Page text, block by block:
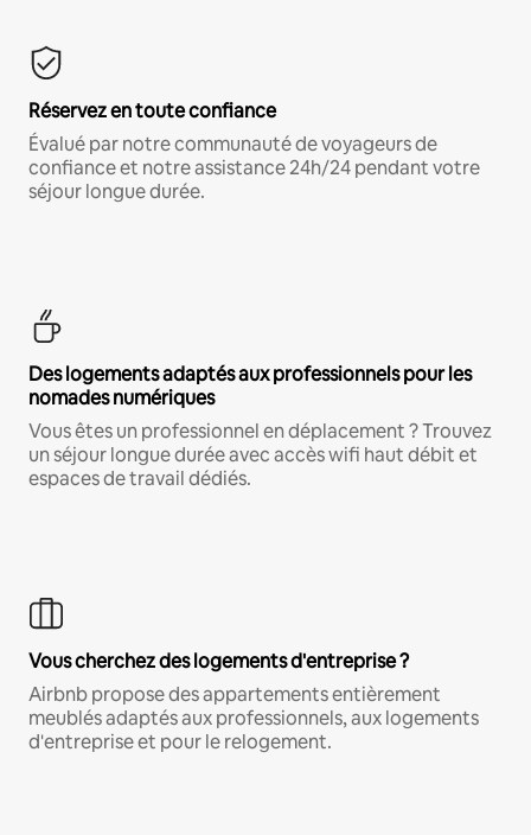
Réservez en toute confiance
Évalué par notre communauté de voyageurs de
confiance et notre assistance 24h/24 pendant votre
séjour longue durée.
Des logements adaptés aux professionnels pour les
nomades numériques
Vous êtes un professionnel en déplacement ? Trouvez
un séjour longue durée avec accès wifi haut débit et
espaces de travail dédiés.
Vous cherchez des logements d'entreprise ?
Airbnb propose des appartements entièrement
meublés adaptés aux professionnels, aux logements
d'entreprise et pour le relogement.